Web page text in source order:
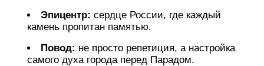
Эпицентр: сердце России, где каждый
камень пропитан памятью.
Повод: не просто репетиция, а настройка
самого духа города перед Парадом.